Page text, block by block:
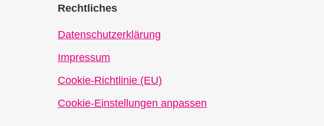
Rechtliches
Datenschutzerklärung
Impressum
Cookie-Richtlinie (EU)
Cookie-Einstellungen anpassen